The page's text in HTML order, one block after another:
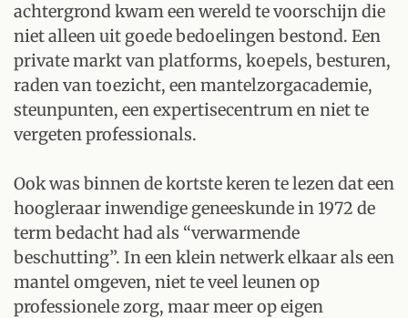
achtergrond kwam een wereld te voorschijn die
niet alleen uit goede bedoelingen bestond. Een
private markt van platforms, koepels, besturen,
raden van toezicht, een mantelzorgacademie,
steunpunten, een expertisecentrum en niet te
vergeten professionals.
Ook was binnen de kortste keren te lezen dat een
hoogleraar inwendige geneeskunde in 1972 de
term bedacht had als “verwarmende
beschutting”. In een klein netwerk elkaar als een
mantel omgeven, niet te veel leunen op
professionele zorg, maar meer op eigen